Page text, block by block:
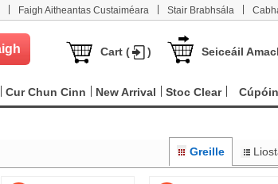
Faigh Aitheantas Custaiméara Stair Brabhsála
Cart ( ) Seiceáil
Cur Chun Cinn New Arrival Stoc Clear Cúpóin
Greille